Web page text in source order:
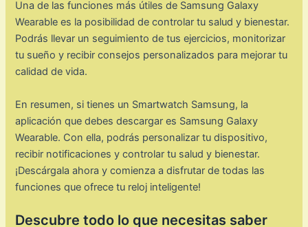
Una de las funciones más útiles de Samsung Galaxy
Wearable es la posibilidad de controlar tu salud y bienestar.
Podrás llevar un seguimiento de tus ejercicios, monitorizar
tu sueño y recibir consejos personalizados para mejorar tu
calidad de vida.
En resumen, si tienes un Smartwatch Samsung, la
aplicación que debes descargar es Samsung Galaxy
Wearable. Con ella, podrás personalizar tu dispositivo,
recibir notificaciones y controlar tu salud y bienestar.
¡Descárgala ahora y comienza a disfrutar de todas las
funciones que ofrece tu reloj inteligente!
Descubre todo lo que necesitas saber